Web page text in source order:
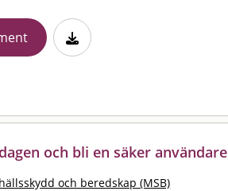
och bli en säker användare
och beredskap (MSB)